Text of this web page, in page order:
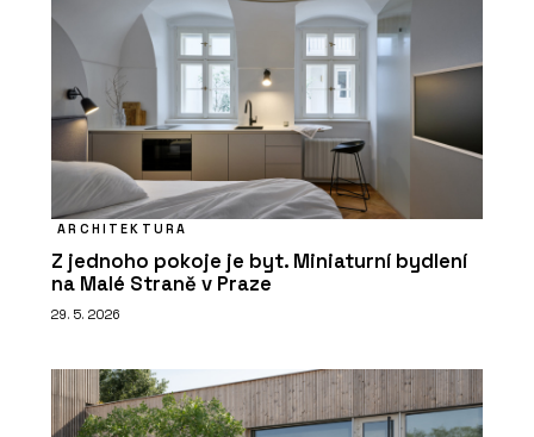
ARCHITEKTURA
Z jednoho pokoje je byt. Miniaturní bydlení
na Malé Straně v Praze
29. 5. 2026